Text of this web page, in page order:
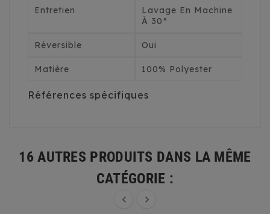
Entretien
Lavage En Machine
À 30°
Réversible Oui
Matière 100% Polyester
Références spécifiques
16 AUTRES PRODUITS DANS LA MÊME
CATÉGORIE :
 